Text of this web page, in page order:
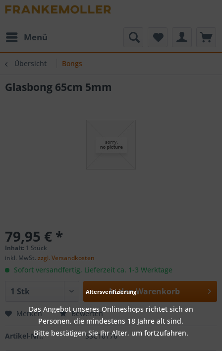
Menü
Übersicht Bongs
Glasbong 65cm 5mm
79,95 € *
Inhalt: 1 Stück
inkl. MwSt. zzgl. Versandkosten
Sofort versandfertig, Lieferzeit ca. 1-3 Werktage
In denWarenkorb
Merken Bewerten
Artikel-Nr.: SSC10176
Altersverifizierung
Das Angebot unseres Onlineshops richtet sich an
Personen, die mindestens 18 Jahre alt sind.
Bitte bestätigen Sie Ihr Alter, um fortzufahren.